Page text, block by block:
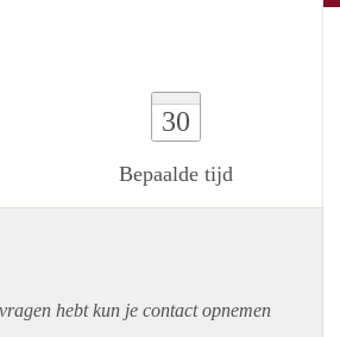
30
Bepaalde tijd
hebt kun je contact opnemen